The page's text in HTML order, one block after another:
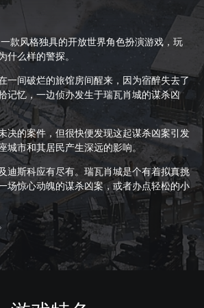
款风格独具的开放世界角色扮演游戏，玩
什么样的警探。
一间破烂的旅馆房间醒来，因为宿醉失去了
记忆，一边侦办发生于瑞瓦肖城的谋杀凶
决的案件，但很快便发现这起谋杀凶案引发
城市和其居民产生深远的影响。
迪斯科应有尽有。瑞瓦肖城是个有着拟真挑
场惊心动魄的谋杀凶案，或者办点轻松的小